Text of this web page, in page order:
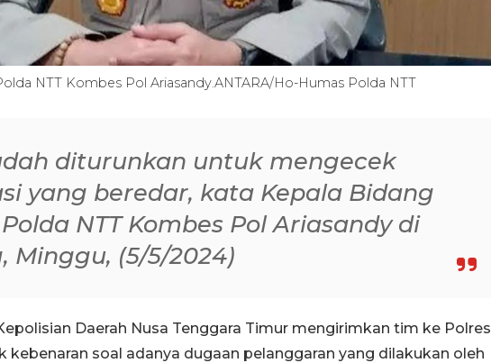
NTT Kombes Pol Ariasandy.ANTARA/Ho-Humas Polda NTT
diturunkan untuk mengecek
yang beredar, kata Kepala Bidang
NTT Kombes Pol Ariasandy di
Minggu, (5/5/2024)
Daerah Nusa Tenggara Timur mengirimkan tim ke Polres
kebenaran soal adanya dugaan pelanggaran yang dilakukan oleh